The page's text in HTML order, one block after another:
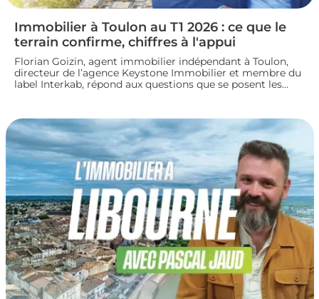
Immobilier à Toulon au T1 2026 : ce que le
terrain confirme, chiffres à l'appui
Florian Goizin, agent immobilier indépendant à Toulon,
directeur de l’agence Keystone Immobilier et membre du
label Interkab, répond aux questions que se posent les
révèle chaque jour.